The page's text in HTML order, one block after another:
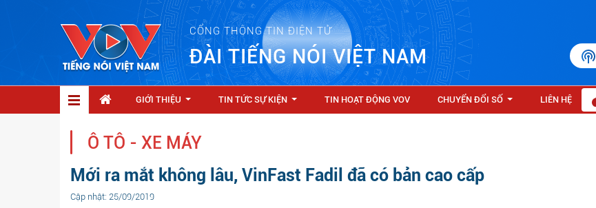
CỔNG THÔNG TIN ĐIỆN TỬ
ĐÀI TIẾNG NÓI VIỆT NAM
GIỚI THIỆU TIN TỨC SỰ KIỆN TIN HOẠT ĐỘNG VOV CHUYỂN ĐỔI SỐ LIÊN HỆ
Ô TÔ - XE MÁY
Mới ra mắt không lâu, VinFast Fadil đã có bản cao cấp
Cập nhật: 25/09/2019